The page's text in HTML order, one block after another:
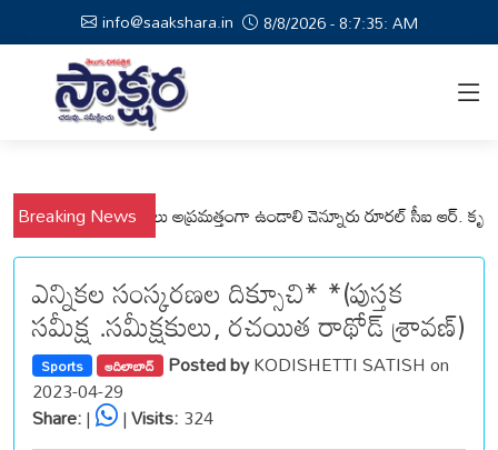
info@saakshara.in 8/8/2026 - 8:7:35: AM
Breaking News
ప్రజలు అప్రమత్తంగా ఉండాలి చెన్నూరు రూరల్ సీఐ ఆర్. కృష్ణ
ఎన్నికల సంస్కరణల దిక్సూచి* *(పుస్తక
సమీక్ష .సమీక్షకులు, రచయిత రాథోడ్ శ్రావణ్)
Sports ఆదిలాబాద్ Posted byKODISHETTI SATISH on
2023-04-29
Share:| |Visits:324